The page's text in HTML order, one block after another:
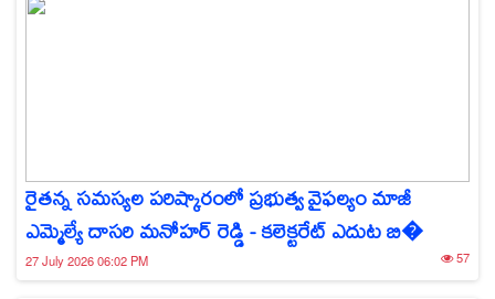
రైతన్న సమస్యల పరిష్కారంలో ప్రభుత్వ వైఫల్యం మాజీ
ఎమ్మెల్యే దాసరి మనోహర్ రెడ్డి - కలెక్టరేట్ ఎదుట బి�
27 July 2026 06:02 PM 57